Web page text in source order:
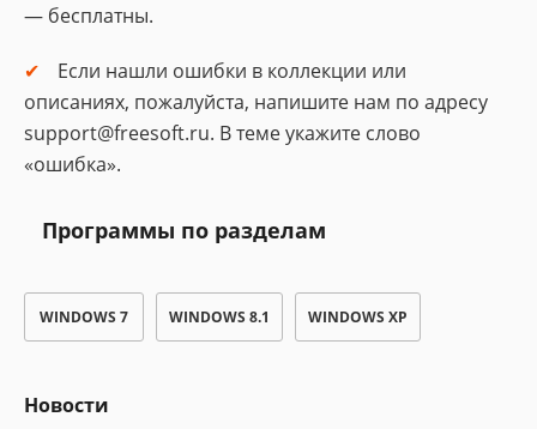
— бесплатны.
Если нашли ошибки в коллекции или
описаниях, пожалуйста, напишите нам по адресу
support@freesoft.ru. В теме укажите слово
«ошибка».
Программы по разделам
WINDOWS 7 WINDOWS 8.1 WINDOWS XP
Новости